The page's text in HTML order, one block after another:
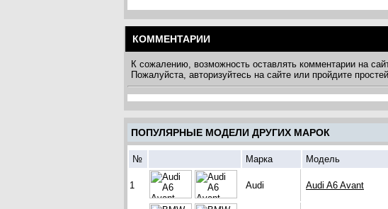
КОММЕНТАРИИ
К сожалению, возможность оставлять комментарии на
Пожалуйста, авторизуйтесь на сайте или пройдите
ПОПУЛЯРНЫЕ МОДЕЛИ ДРУГИХ МАРОК
№ Марка Модель
1 Audi Audi A6 Avant